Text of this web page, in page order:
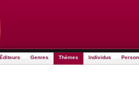
Éditeurs Genres Thèmes Individus